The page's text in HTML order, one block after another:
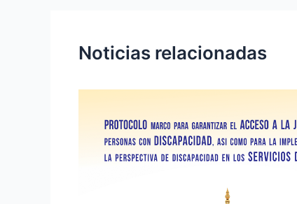
Noticias relacionadas